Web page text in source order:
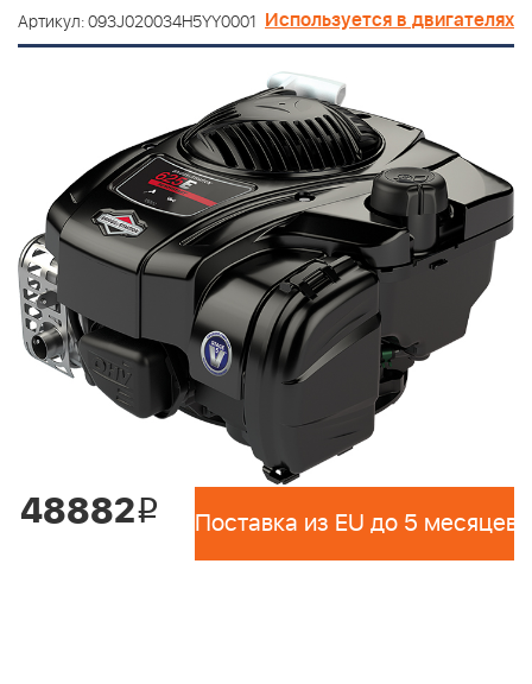
Артикул: 093J020034H5YY0001 Используется в двигателях
48882i Поставка из EU до 5 месяцев